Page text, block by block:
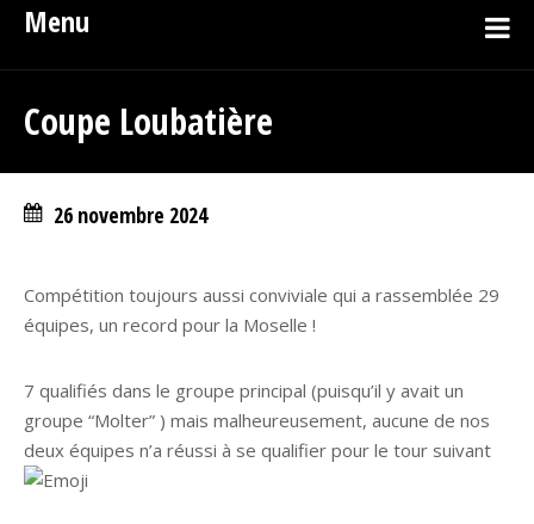
Menu
Coupe Loubatière
26 novembre 2024
Compétition toujours aussi conviviale qui a rassemblée 29
équipes, un record pour la Moselle !
7 qualifiés dans le groupe principal (puisqu’il y avait un
groupe “Molter” ) mais malheureusement, aucune de nos
deux équipes n’a réussi à se qualifier pour le tour suivant